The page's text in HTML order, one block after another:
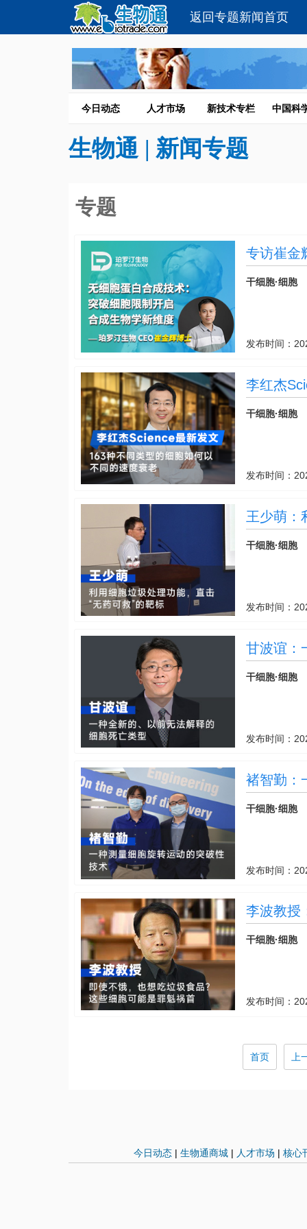
返回专题新闻首页
今日动态 人才市场 新技术专栏 中国科
生物通 | 新闻专题
专题
专访崔金
生物学新
干细胞·细胞
发布时间：
李红杰
度衰老
干细胞·细胞
发布时间：
王少萌：
干细胞·细胞
发布时间：
甘波谊：
干细胞·细胞
发布时间：
褚智勤：
干细胞·细胞
发布时间：
李波教授
首
干细胞·细胞
发布时间：
首页 上
今日动态 | 生物通商城 | 人才市场 | 核心